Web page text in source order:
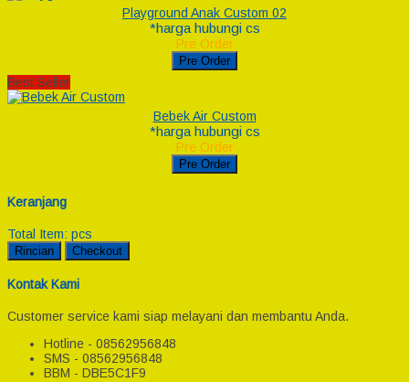
Playground Anak Custom 02
*harga hubungi cs
Pre Order
Pre Order
Best Seller
Bebek Air Custom
*harga hubungi cs
Pre Order
Pre Order
Keranjang
Total Item: pcs
Rincian Checkout
Kontak Kami
Customer service kami siap melayani dan membantu Anda.
Hotline - 08562956848
SMS - 08562956848
BBM - DBE5C1F9